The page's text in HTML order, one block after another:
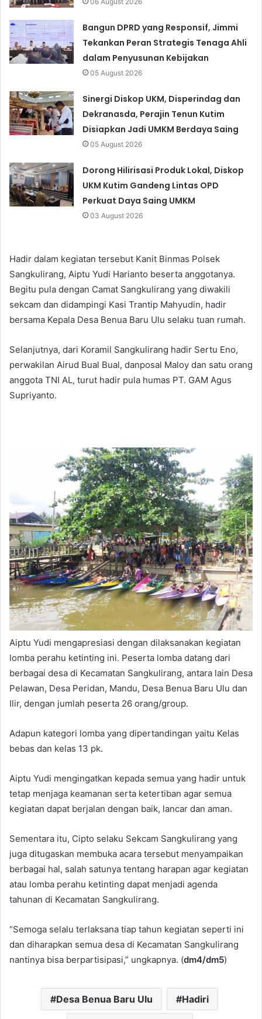
Bangun DPRD yang Responsif, Jimmi
Tekankan Peran Strategis Tenaga Ahli
dalam Penyusunan Kebijakan
05 August 2026
Sinergi Diskop UKM, Disperindag dan
Dekranasda, Perajin Tenun Kutim
Disiapkan Jadi UMKM Berdaya Saing
05 August 2026
Dorong Hilirisasi Produk Lokal, Diskop
UKM Kutim Gandeng Lintas OPD
Perkuat Daya Saing UMKM
03 August 2026
Hadir dalam kegiatan tersebut Kanit Binmas Polsek
Sangkulirang, Aiptu Yudi Harianto beserta anggotanya.
Begitu pula dengan Camat Sangkulirang yang diwakili
sekcam dan didampingi Kasi Trantip Mahyudin, hadir
bersama Kepala Desa Benua Baru Ulu selaku tuan rumah.
Selanjutnya, dari Koramil Sangkulirang hadir Sertu Eno,
perwakilan Airud Bual Bual, danposal Maloy dan satu orang
anggota TNI AL, turut hadir pula humas PT. GAM Agus
Supriyanto.
Aiptu Yudi mengapresiasi dengan dilaksanakan kegiatan
lomba perahu ketinting ini. Peserta lomba datang dari
berbagai desa di Kecamatan Sangkulirang, antara lain Desa
Pelawan, Desa Peridan, Mandu, Desa Benua Baru Ulu dan
Ilir, dengan jumlah peserta 26 orang/group.
Adapun kategori lomba yang dipertandingan yaitu Kelas
bebas dan kelas 13 pk.
Aiptu Yudi mengingatkan kepada semua yang hadir untuk
tetap menjaga keamanan serta ketertiban agar semua
kegiatan dapat berjalan dengan baik, lancar dan aman.
Sementara itu, Cipto selaku Sekcam Sangkulirang yang
juga ditugaskan membuka acara tersebut menyampaikan
berbagai hal, salah satunya tentang harapan agar kegiatan
atau lomba perahu ketinting dapat menjadi agenda
tahunan di Kecamatan Sangkulirang.
“Semoga selalu terlaksana tiap tahun kegiatan seperti ini
dan diharapkan semua desa di Kecamatan Sangkulirang
nantinya bisa berpartisipasi,” ungkapnya. (dm4/dm5)
Desa Benua Baru Ulu Hadiri